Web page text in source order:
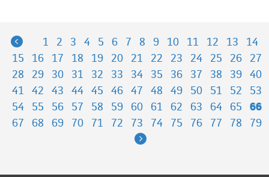
Previous
1 2 3 4 5 6 7 8 9 10 11 12 13
14
15
16 17 18 19 20 21 22 23 24 25 26
27
28
29 30 31 32 33 34 35 36 37 38 39
40
41
42 43 44 45 46 47 48 49 50 51 52
53
54
55 56 57 58 59 60 61 62 63 64 65
66
67
68 69 70 71 72 73 74 75 76 77 78
79
Next